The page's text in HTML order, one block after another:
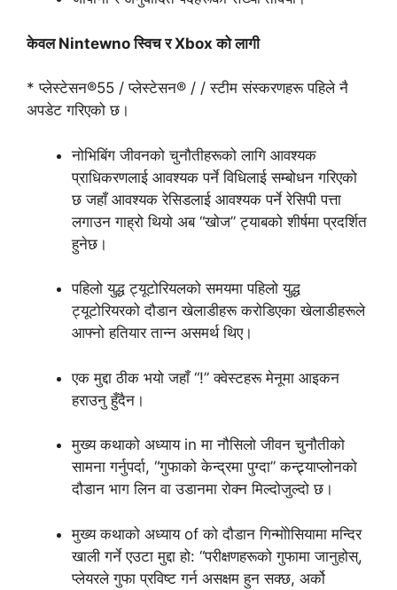
केवल Nintewno स्विच र Xbox को लागी
* प्लेस्टेसन®55 / प्लेस्टेसन® / / स्टीम संस्करणहरू पहिले नै
अपडेट गरिएको छ।
नोभिबिंग जीवनको चुनौतीहरूको लागि आवश्यक
प्राधिकरणलाई आवश्यक पर्ने विधिलाई सम्बोधन गरिएको
छ जहाँ आवश्यक रेसिडलाई आवश्यक पर्ने रेसिपी पत्ता
लगाउन गाह्रो थियो अब “खोज” ट्याबको शीर्षमा प्रदर्शित
हुनेछ।
पहिलो युद्ध ट्यूटोरियलको समयमा पहिलो युद्ध
ट्यूटोरियरको दौडान खेलाडीहरू करोडिएका खेलाडीहरूले
आफ्नो हतियार तान्न असमर्थ थिए।
एक मुद्दा ठीक भयो जहाँ “!” क्वेस्टहरू मेनूमा आइकन
हराउनु हुँदैन।
मुख्य कथाको अध्याय in मा नौसिलो जीवन चुनौतीको
सामना गर्नुपर्दा, “गुफाको केन्द्रमा पुग्दा” कन्ट्र्याप्लोनको
दौडान भाग लिन वा उडानमा रोक्न मिल्दोजुल्दो छ।
मुख्य कथाको अध्याय of को दौडान गिन्मोोसियामा मन्दिर
खाली गर्ने एउटा मुद्दा हो: “परीक्षणहरूको गुफामा जानुहोस्,
प्लेयरले गुफा प्रविष्ट गर्न असक्षम हुन सक्छ, अर्को